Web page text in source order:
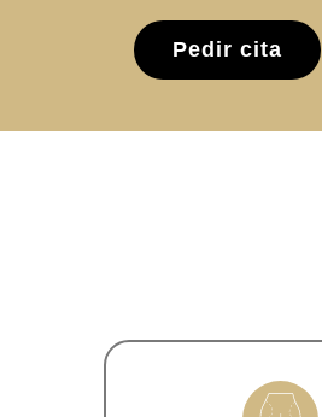
Pedir cita